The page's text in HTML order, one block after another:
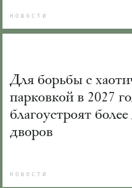
НОВОСТИ
Для борьбы с
парковкой в 2027
благоустроят
дворов
НОВОСТИ